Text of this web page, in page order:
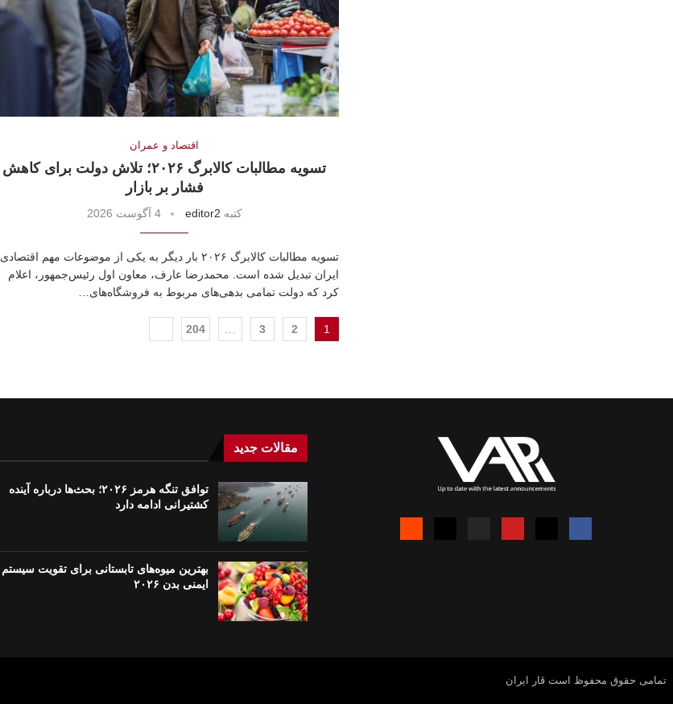
اقتصاد و عمران
تسویه مطالبات کالابرگ ۲۰۲۶؛ تلاش دولت برای کاهش
فشار بر بازار
كتبه editor2 4 آگوست 2026
تسویه مطالبات کالابرگ ۲۰۲۶ بار دیگر به یکی از موضوعات مهم اقتصادی
ایران تبدیل شده است. محمدرضا عارف، معاون اول رئیس‌جمهور، اعلام
کرد که دولت تمامی بدهی‌های مربوط به فروشگاه‌های…
1
2
3
…
204
مقالات جدید
توافق تنگه هرمز ۲۰۲۶؛ بحث‌ها درباره آینده
کشتیرانی ادامه دارد
بهترین میوه‌های تابستانی برای تقویت سیستم
ایمنی بدن ۲۰۲۶
تمامی حقوق محفوظ است ڤار ايران